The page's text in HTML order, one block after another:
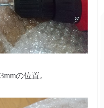
の位置。